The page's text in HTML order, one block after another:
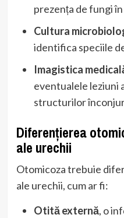
prezența de fungi
Cultura
identifica speciile
Imagistica
eventualele leziuni
structurilor
Diferențierea
ale urechii
Otomicoza trebuie
ale urechii, cum ar fi:
Otită externă, o